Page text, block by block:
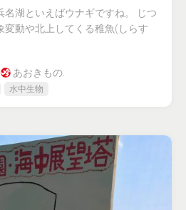
名湖といえばウナギですね。 じつ
変動や北上してくる稚魚(しらす
あおきもの.
水中生物